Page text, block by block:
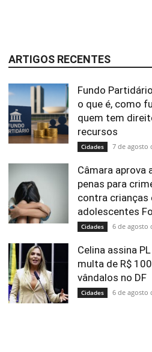
ARTIGOS RECENTES
Fundo
o que é, como
quem tem
recursos
Cidades 7 de agosto
Câmara aprova
penas para
contra crianças
adolescentes
Cidades 6 de agosto
Celina assina
multa de R$
vândalos no DF
Cidades 6 de agosto